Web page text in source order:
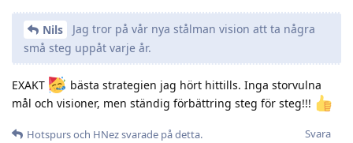
Nils
Jag tror på vår nya stålman vision att ta några
små steg uppåt varje år.
EXAKT
bästa strategien jag hört hittills. Inga storvulna
mål och visioner, men ständig förbättring steg för steg!!!
Svara
Hotspursoch HNezsvarade på detta.